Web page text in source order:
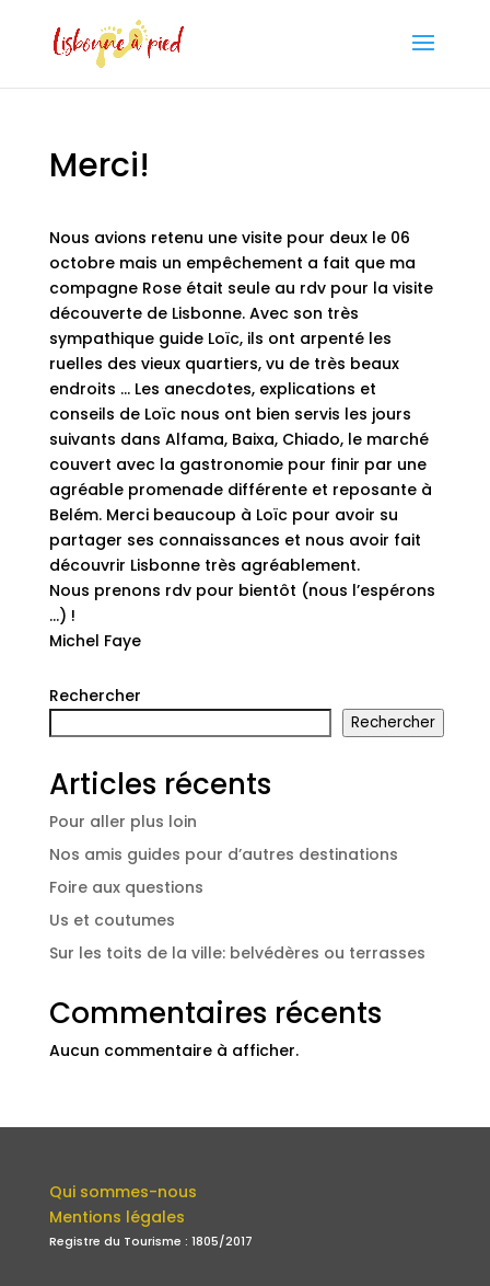
Merci!
Nous avions retenu une visite pour deux le 06
octobre mais un empêchement a fait que ma
compagne Rose était seule au rdv pour la visite
découverte de Lisbonne. Avec son très
sympathique guide Loïc, ils ont arpenté les
ruelles des vieux quartiers, vu de très beaux
endroits … Les anecdotes, explications et
conseils de Loïc nous ont bien servis les jours
suivants dans Alfama, Baixa, Chiado, le marché
couvert avec la gastronomie pour finir par une
agréable promenade différente et reposante à
Belém. Merci beaucoup à Loïc pour avoir su
partager ses connaissances et nous avoir fait
découvrir Lisbonne très agréablement.
Nous prenons rdv pour bientôt (nous l’espérons
…) !
Michel Faye
Rechercher
Rechercher
Articles récents
Pour aller plus loin
Nos amis guides pour d’autres destinations
Foire aux questions
Us et coutumes
Sur les toits de la ville: belvédères ou terrasses
Commentaires récents
Aucun commentaire à afficher.
Qui sommes-nous
Mentions légales
Registre du Tourisme : 1805/2017